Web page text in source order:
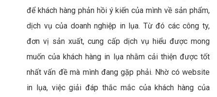
để khách hàng phản hồi ý kiến của mình về sản phẩm,
dịch vụ của doanh nghiệp in lụa. Từ đó các công ty,
đơn vị sản xuất, cung cấp dịch vụ hiểu được mong
muốn của khách hàng in lụa nhằm cải thiện được tốt
nhất vấn đề mà mình đang gặp phải. Nhờ có website
in lụa, việc giải đáp thắc mắc của khách hàng của